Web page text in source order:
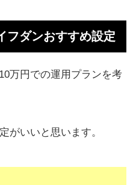
フダンおすすめ設定
万円での運用プランを考
がいいと思います。